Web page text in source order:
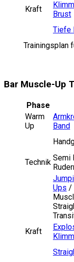
Kraft
Brust
Tiefe
Trainingsplan
Bar Muscle-Up
Phase
Warm
Up
Band
Technik Semi
Ups /
Kraft